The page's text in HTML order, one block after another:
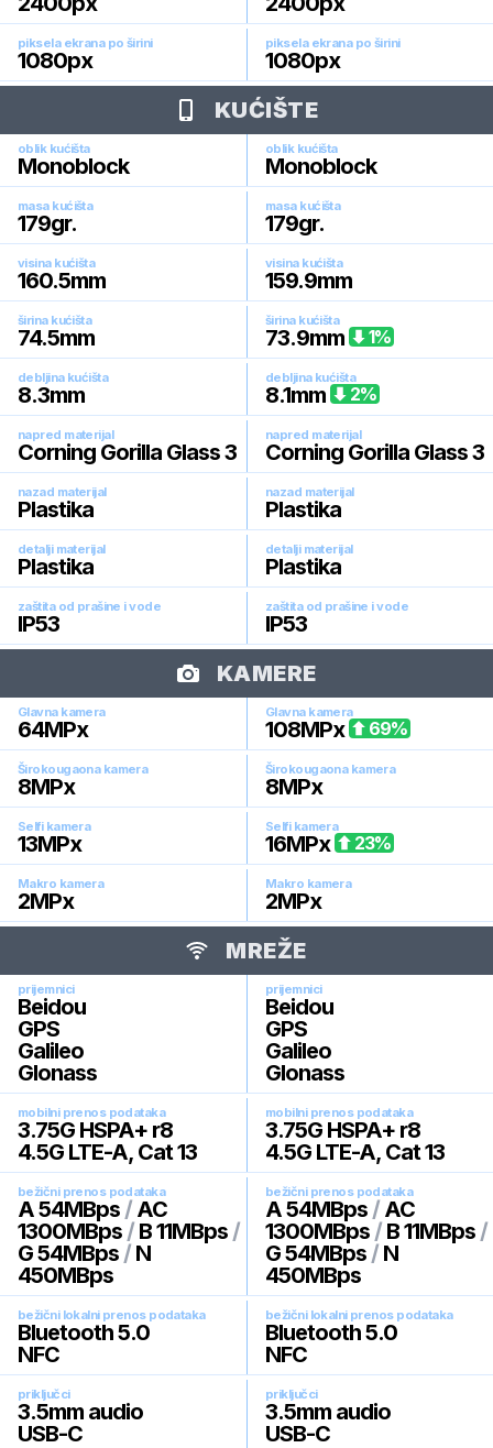
piksela ekrana po širini
1080px
piksela ekrana po širini
1080px
KUĆIŠTE
oblik kućišta
Monoblock
oblik kućišta
Monoblock
masa kućišta
179gr.
masa kućišta
179gr.
visina kućišta
160.5mm
visina kućišta
159.9mm
širina kućišta
74.5mm
širina kućišta
73.9mm 1%
debljina kućišta
8.3mm
debljina kućišta
8.1mm 2%
napred materijal
Corning Gorilla Glass 3
napred materijal
Corning Gorilla Glass 3
nazad materijal
Plastika
nazad materijal
Plastika
detalji materijal
Plastika
detalji materijal
Plastika
zaštita od prašine i vode
IP53
zaštita od prašine i vode
IP53
KAMERE
Glavna kamera
64MPx
Glavna kamera
108MPx 69%
Širokougaona kamera
8MPx
Širokougaona kamera
8MPx
Selfi kamera
13MPx
Selfi kamera
16MPx 23%
Makro kamera
2MPx
Makro kamera
2MPx
MREŽE
prijemnici
Beidou
GPS
Galileo
Glonass
prijemnici
Beidou
GPS
Galileo
Glonass
mobilni prenos podataka
3.75G HSPA+ r8
4.5G LTE-A, Cat 13
mobilni prenos podataka
3.75G HSPA+ r8
4.5G LTE-A, Cat 13
bežični prenos podataka
A 54MBps / AC
1300MBps / B 11MBps /
G 54MBps / N
450MBps
bežični prenos podataka
A 54MBps / AC
1300MBps / B 11MBps /
G 54MBps / N
450MBps
bežični lokalni prenos podataka
Bluetooth 5.0
NFC
bežični lokalni prenos podataka
Bluetooth 5.0
NFC
priključci
3.5mm audio
USB-C
priključci
3.5mm audio
USB-C